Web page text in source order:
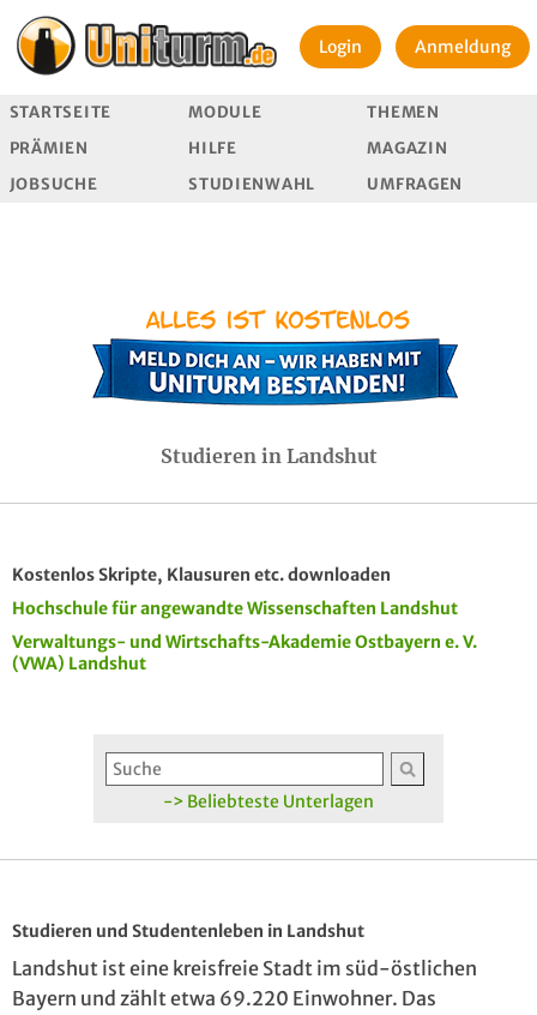
Login Anmeldung
STARTSEITE MODULE
THEMEN
PRÄMIEN
HILFE
MAGAZIN
JOBSUCHE
STUDIENWAHL UMFRAGEN
Studieren in Landshut
Kostenlos Skripte, Klausuren etc. downloaden
Hochschule für angewandte Wissenschaften Landshut
Verwaltungs- und Wirtschafts-Akademie Ostbayern e. V.
(VWA) Landshut
-> Beliebteste Unterlagen
Studieren und Studentenleben in Landshut
Landshut ist eine kreisfreie Stadt im süd-östlichen
Bayern und zählt etwa 69.220 Einwohner. Das